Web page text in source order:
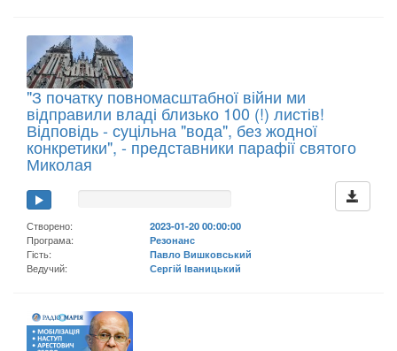
"З початку повномасштабної війни ми
відправили владі близько 100 (!) листів!
Відповідь - суцільна "вода", без жодної
конкретики", - представники парафії святого
Миколая
Створено:
2023-01-20 00:00:00
Програма:
Резонанс
Гість:
Павло Вишковський
Ведучий:
Сергій Іваницький